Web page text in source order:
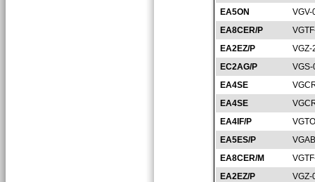
EA5ON
VGV-
EA8CER/P
EA2EZ/P
VGZ-
EC2AG/P
EA4SE
EA4SE
EA4IF/P
EA5ES/P
EA8CER/M
EA2EZ/P
VGZ-